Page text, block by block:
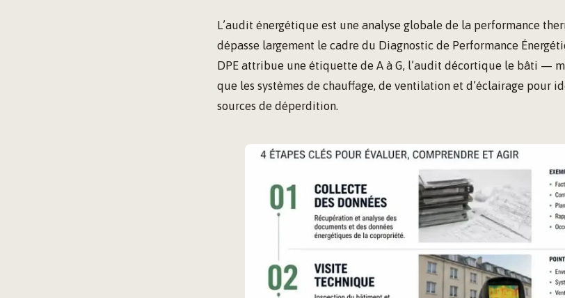
L’audit énergétique est une analyse globale de la performance
dépasse largement le cadre du Diagnostic de Performance
DPE attribue une étiquette de A à G, l’audit décortique le bâti —
que les systèmes de chauffage, de ventilation et d’éclairage pour
sources de déperdition.